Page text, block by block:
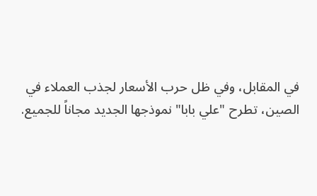
في المقابل، وفي ظل حرب الأسعار لجذب العملاء في
الصين، تطرح "علي بابا" نموذجها الجديد مجاناً للجميع.